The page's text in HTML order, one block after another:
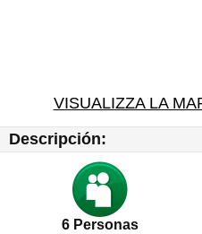
VISUALIZZA LA
Descripción:
6 Personas